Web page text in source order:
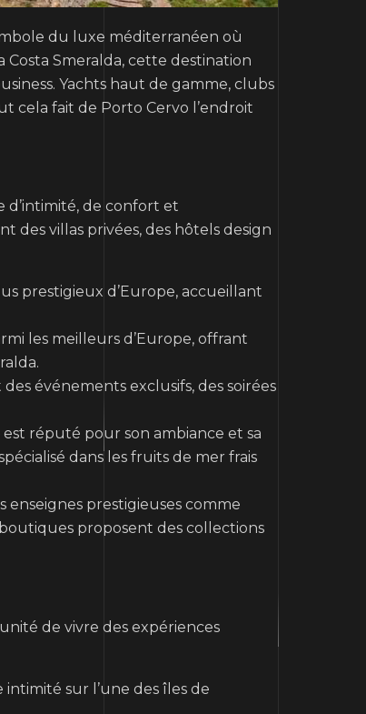
du luxe méditerranéen où
Costa Smeralda, cette destination
Yachts haut de gamme, clubs
cela fait de Porto Cervo l’endroit
de confort et
des villas privées, des hôtels design
prestigieux d’Europe, accueillant
les meilleurs d’Europe, offrant
événements exclusifs, des soirées
est réputé pour son ambiance et sa
dans les fruits de mer frais
enseignes prestigieuses comme
proposent des collections
de vivre des expériences
sur l’une des îles de